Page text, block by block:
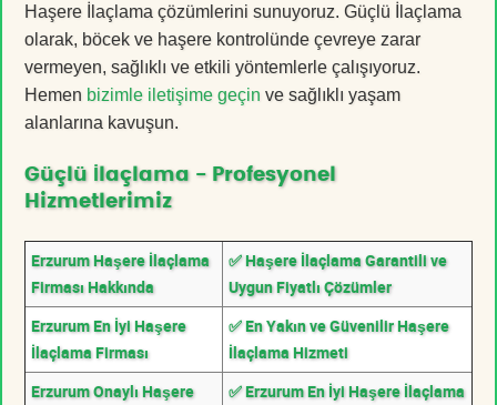
Haşere İlaçlama çözümlerini sunuyoruz. Güçlü İlaçlama
olarak, böcek ve haşere kontrolünde çevreye zarar
vermeyen, sağlıklı ve etkili yöntemlerle çalışıyoruz.
Hemen bizimle iletişime geçin ve sağlıklı yaşam
alanlarına kavuşun.
Güçlü İlaçlama - Profesyonel
Hizmetlerimiz
Erzurum Haşere İlaçlama
Firması Hakkında
✅ Haşere İlaçlama Garantili ve
Uygun Fiyatlı Çözümler
Erzurum En İyi Haşere
İlaçlama Firması
✅ En Yakın ve Güvenilir Haşere
İlaçlama Hizmeti
Erzurum Onaylı Haşere
✅ Erzurum En İyi Haşere İlaçlama